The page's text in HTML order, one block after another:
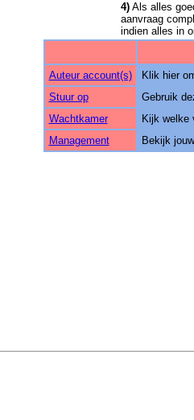
4) Als alles
aanvraag
indien alles in
Auteur account(s)
Klik hier
Stuur op
Gebruik
Wachtkamer
Kijk welke
Management
Bekijk